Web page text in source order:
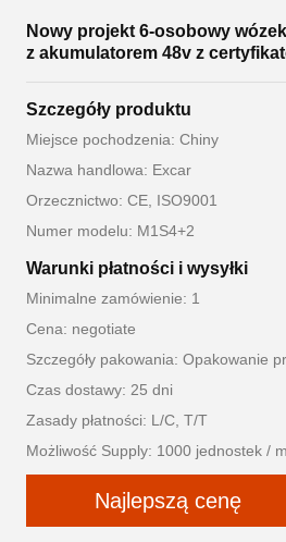
Nowy projekt 6-osobowy
z akumulatorem 48v z
Szczegóły produktu
Miejsce pochodzenia: Chiny
Nazwa handlowa: Excar
Orzecznictwo: CE, ISO9001
Numer modelu: M1S4+2
Warunki płatności i wysyłki
Minimalne zamówienie: 1
Cena: negotiate
Szczegóły pakowania: Opakowanie
Czas dostawy: 25 dni
Zasady płatności: L/C, T/T
Możliwość Supply: 1000 jednostek /
Najlepszą cenę